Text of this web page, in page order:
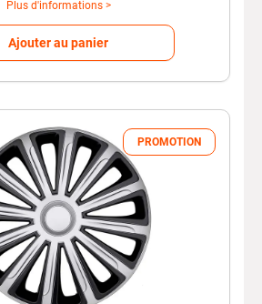
Plus d'informations >
Ajouter au panier
PROMOTION